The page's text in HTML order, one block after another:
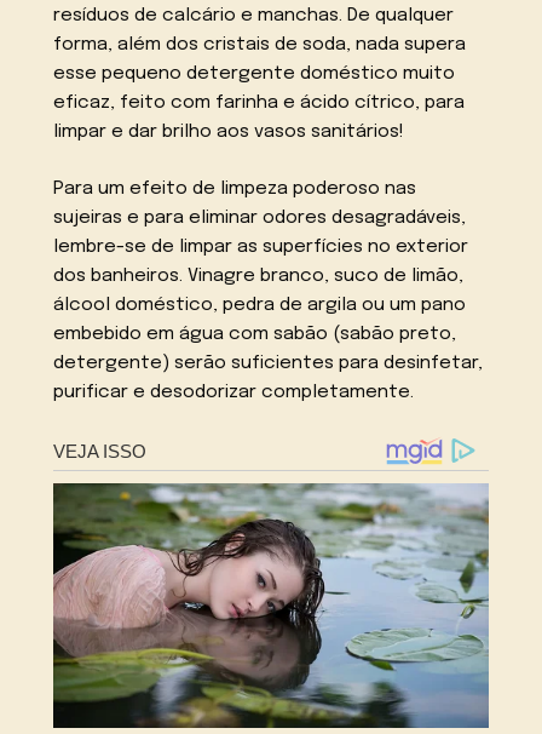
resíduos de calcário e manchas. De qualquer
forma, além dos cristais de soda, nada supera
esse pequeno detergente doméstico muito
eficaz, feito com farinha e ácido cítrico, para
limpar e dar brilho aos vasos sanitários!
Para um efeito de limpeza poderoso nas
sujeiras e para eliminar odores desagradáveis,
lembre-se de limpar as superfícies no exterior
dos banheiros. Vinagre branco, suco de limão,
álcool doméstico, pedra de argila ou um pano
embebido em água com sabão (sabão preto,
detergente) serão suficientes para desinfetar,
purificar e desodorizar completamente.